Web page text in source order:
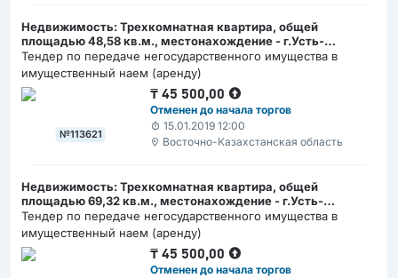
Недвижимость: Трехкомнатная квартира, общей
площадью 48,58 кв.м., местонахождение - г.Усть-
Каменогорск
Тендер по передаче негосударственного имущества в
имущественный наем (аренду)
№113621
₸45 500,00
Отменен до начала торгов
15.01.2019 12:00
Восточно-Казахстанская область
Недвижимость: Трехкомнатная квартира, общей
площадью 69,32 кв.м., местонахождение - г.Усть-
Каменогорск
Тендер по передаче негосударственного имущества в
имущественный наем (аренду)
₸45 500,00
Отменен до начала торгов